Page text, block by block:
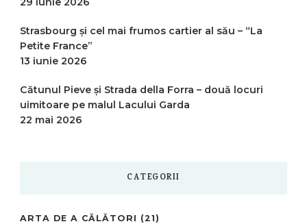
Strasbourg și cel mai frumos cartier al său – “La
Petite France”
13 iunie 2026
Cătunul Pieve și Strada della Forra – două locuri
uimitoare pe malul Lacului Garda
22 mai 2026
CATEGORII
ARTA DE A CĂLĂTORI (21)